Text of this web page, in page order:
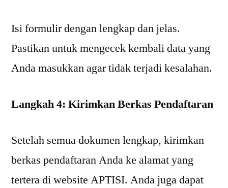
Isi formulir dengan lengkap dan jelas.
Pastikan untuk mengecek kembali data yang
Anda masukkan agar tidak terjadi kesalahan.
Langkah 4: Kirimkan Berkas Pendaftaran
Setelah semua dokumen lengkap, kirimkan
berkas pendaftaran Anda ke alamat yang
tertera di website APTISI. Anda juga dapat